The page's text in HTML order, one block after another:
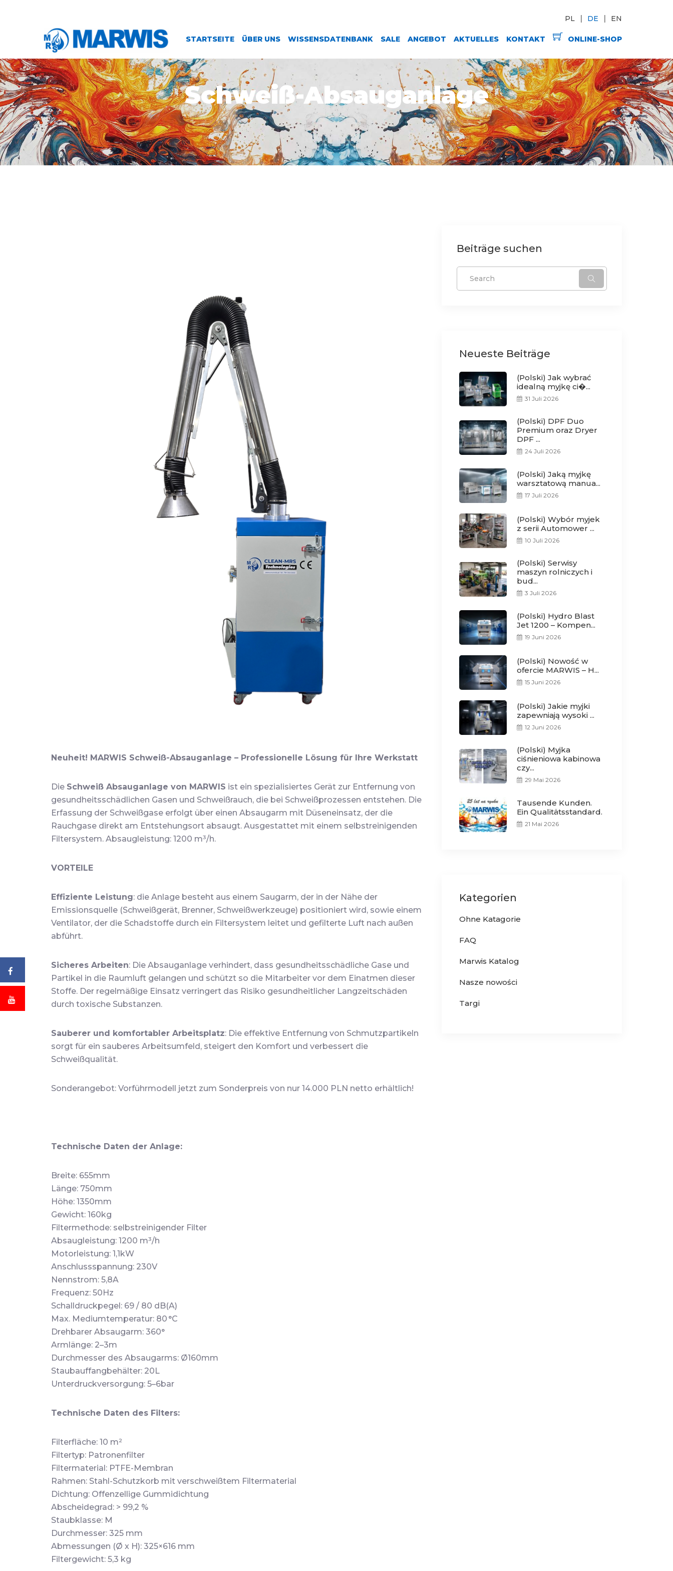
PL DE EN
STARTSEITE ÜBER UNS WISSENSDATENBANK SALE ANGEBOT AKTUELLES KONTAKT ONLINE-SHOP
Schweiß-Absauganlage
Neuheit! MARWIS Schweiß-Absauganlage – Professionelle Lösung für Ihre Werkstatt
Die Schweiß Absauganlage von MARWIS ist ein spezialisiertes Gerät zur Entfernung von
gesundheitsschädlichen Gasen und Schweißrauch, die bei Schweißprozessen entstehen. Die
Erfassung der Schweißgase erfolgt über einen Absaugarm mit Düseneinsatz, der die
Rauchgase direkt am Entstehungsort absaugt. Ausgestattet mit einem selbstreinigenden
Filtersystem. Absaugleistung: 1200 m³/h.
VORTEILE
Effiziente Leistung: die Anlage besteht aus einem Saugarm, der in der Nähe der
Emissionsquelle (Schweißgerät, Brenner, Schweißwerkzeuge) positioniert wird, sowie einem
Ventilator, der die Schadstoffe durch ein Filtersystem leitet und gefilterte Luft nach außen
abführt.
Sicheres Arbeiten: Die Absauganlage verhindert, dass gesundheitsschädliche Gase und
Partikel in die Raumluft gelangen und schützt so die Mitarbeiter vor dem Einatmen dieser
Stoffe. Der regelmäßige Einsatz verringert das Risiko gesundheitlicher Langzeitschäden
durch toxische Substanzen.
Sauberer und komfortabler Arbeitsplatz: Die effektive Entfernung von Schmutzpartikeln
sorgt für ein sauberes Arbeitsumfeld, steigert den Komfort und verbessert die
Schweißqualität.
Sonderangebot: Vorführmodell jetzt zum Sonderpreis von nur 14.000 PLN netto erhältlich!
Technische Daten der Anlage:
Breite: 655mm
Länge: 750mm
Höhe: 1350mm
Gewicht: 160kg
Filtermethode: selbstreinigender Filter
Absaugleistung: 1200 m³/h
Motorleistung: 1,1kW
Anschlussspannung: 230V
Nennstrom: 5,8A
Frequenz: 50Hz
Schalldruckpegel: 69 / 80 dB(A)
Max. Mediumtemperatur: 80 °C
Drehbarer Absaugarm: 360°
Armlänge: 2–3m
Durchmesser des Absaugarms: Ø160mm
Staubauffangbehälter: 20L
Unterdruckversorgung: 5–6bar
Technische Daten des Filters:
Filterfläche: 10 m²
Filtertyp: Patronenfilter
Filtermaterial: PTFE-Membran
Rahmen: Stahl-Schutzkorb mit verschweißtem Filtermaterial
Dichtung: Offenzellige Gummidichtung
Abscheidegrad: > 99,2 %
Staubklasse: M
Durchmesser: 325 mm
Abmessungen (Ø x H): 325×616 mm
Filtergewicht: 5,3 kg
Beiträge suchen
Neueste Beiträge
(Polski) Jak wybrać
idealną myjkę ci�...
31 Juli 2026
(Polski) DPF Duo
Premium oraz Dryer
DPF ...
24 Juli 2026
(Polski) Jaką myjkę
warsztatową manua...
17 Juli 2026
(Polski) Wybór myjek
z serii Automower ...
10 Juli 2026
(Polski) Serwisy
maszyn rolniczych i
bud...
3 Juli 2026
(Polski) Hydro Blast
Jet 1200 – Kompen...
19 Juni 2026
(Polski) Nowość w
ofercie MARWIS – H...
15 Juni 2026
(Polski) Jakie myjki
zapewniają wysoki ...
12 Juni 2026
(Polski) Myjka
ciśnieniowa kabinowa
czy...
29 Mai 2026
Tausende Kunden.
Ein Qualitätsstandard.
21 Mai 2026
Kategorien
Ohne Katagorie
FAQ
Marwis Katalog
Nasze nowości
Targi